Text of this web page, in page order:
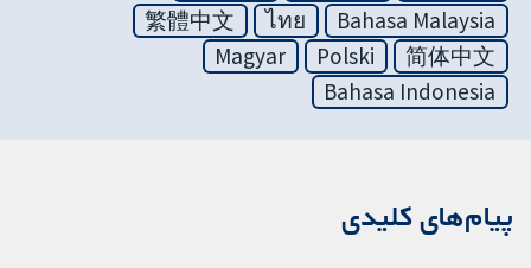
Bahasa Malaysia
ไทย
繁體中文
简体中文
Polski
Magyar
Bahasa Indonesia
پیام‌های کلیدی